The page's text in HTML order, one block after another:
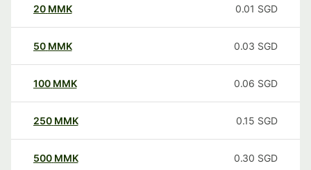
20 MMK 0.01 SGD
50 MMK 0.03 SGD
100 MMK 0.06 SGD
250 MMK 0.15 SGD
500 MMK 0.30 SGD